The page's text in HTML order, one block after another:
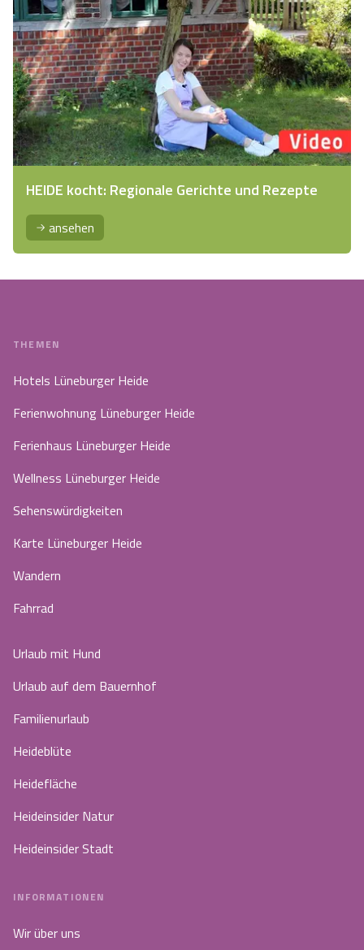
HEIDE kocht: Regionale Gerichte und Rezepte
ansehen
THEMEN
Hotels Lüneburger Heide
Ferienwohnung Lüneburger Heide
Ferienhaus Lüneburger Heide
Wellness Lüneburger Heide
Sehenswürdigkeiten
Karte Lüneburger Heide
Wandern
Fahrrad
Urlaub mit Hund
Urlaub auf dem Bauernhof
Familienurlaub
Heideblüte
Heidefläche
Heideinsider Natur
Heideinsider Stadt
INFORMATIONEN
Wir über uns